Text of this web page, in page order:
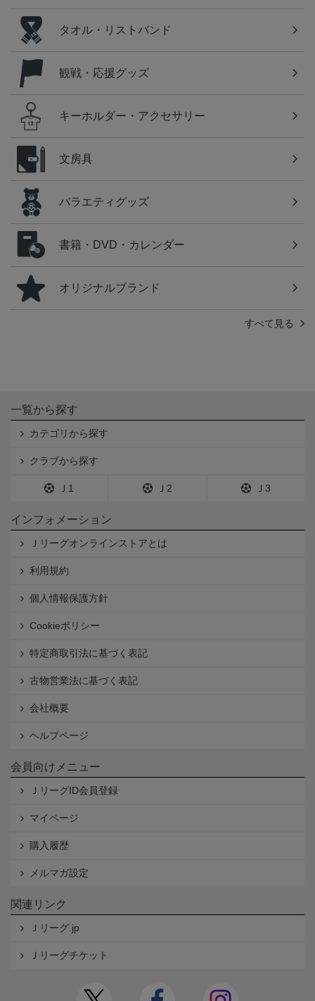
タオル・リストバンド
観戦・応援グッズ
キーホルダー・アクセサリー
文房具
バラエティグッズ
書籍・DVD・カレンダー
オリジナルブランド
すべて見る
一覧から探す
カテゴリから探す
クラブから探す
Ｊ1 Ｊ2 Ｊ3
インフォメーション
Ｊリーグオンラインストアとは
利用規約
個人情報保護方針
Cookieポリシー
特定商取引法に基づく表記
古物営業法に基づく表記
会社概要
ヘルプページ
会員向けメニュー
ＪリーグID会員登録
マイページ
購入履歴
メルマガ設定
関連リンク
Ｊリーグ.jp
Ｊリーグチケット